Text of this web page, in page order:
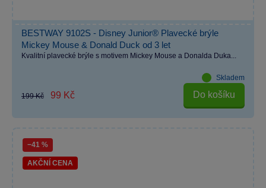
BESTWAY 9102S - Disney Junior® Plavecké brýle
Mickey Mouse & Donald Duck od 3 let
Kvalitní plavecké brýle s motivem Mickey Mouse a Donalda Duka...
Skladem
199 Kč 99 Kč Do košíku
−41 %
AKČNÍ CENA